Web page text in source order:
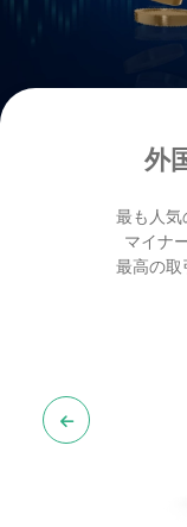
外
最も人気
マイナー
最高の取